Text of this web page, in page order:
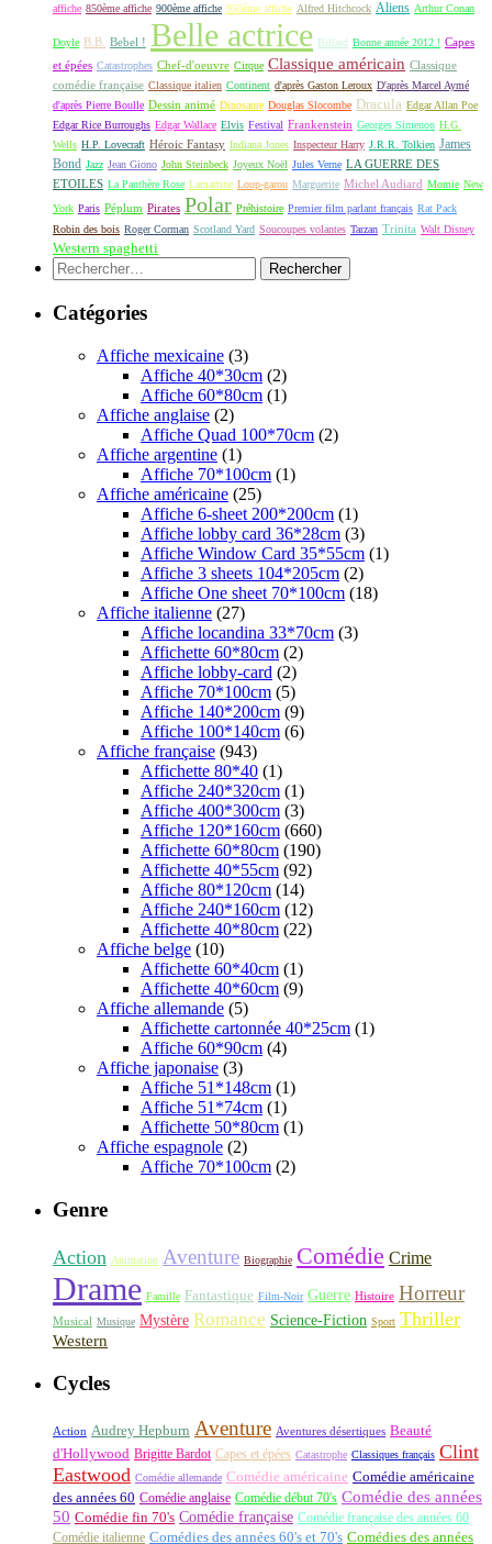
affiche 850ème affiche 900ème affiche 950ème affiche Alfred Hitchcock Aliens Arthur Conan
Doyle B.B. Bebel ! Belle actrice Billard Bonne année 2012 ! Capes
et épées Catastrophes Chef-d'oeuvre Cirque Classique américain Classique
comédie française Classique italien Continent d'après Gaston Leroux D'après Marcel Aymé
d'après Pierre Boulle Dessin animé Dinosaure Douglas Slocombe Dracula Edgar Allan Poe
Edgar Rice Burroughs Edgar Wallace Elvis Festival Frankenstein Georges Simenon H.G.
Wells H.P. Lovecraft Héroic Fantasy Indiana Jones Inspecteur Harry J.R.R. Tolkien James
Bond Jazz Jean Giono John Steinbeck Joyeux Noël Jules Verne LA GUERRE DES
ETOILES La Panthère Rose Lamartine Loup-garou Marguerite Michel Audiard Momie New
York Paris Péplum Pirates Polar Préhistoire Premier film parlant français Rat Pack
Robin des bois Roger Corman Scotland Yard Soucoupes volantes Tarzan Trinita Walt Disney
Western spaghetti
Rechercher :
Catégories
Affiche mexicaine (3)
Affiche 40*30cm (2)
Affiche 60*80cm (1)
Affiche anglaise (2)
Affiche Quad 100*70cm (2)
Affiche argentine (1)
Affiche 70*100cm (1)
Affiche américaine (25)
Affiche 6-sheet 200*200cm (1)
Affiche lobby card 36*28cm (3)
Affiche Window Card 35*55cm (1)
Affiche 3 sheets 104*205cm (2)
Affiche One sheet 70*100cm (18)
Affiche italienne (27)
Affiche locandina 33*70cm (3)
Affichette 60*80cm (2)
Affiche lobby-card (2)
Affiche 70*100cm (5)
Affiche 140*200cm (9)
Affiche 100*140cm (6)
Affiche française (943)
Affichette 80*40 (1)
Affiche 240*320cm (1)
Affiche 400*300cm (3)
Affiche 120*160cm (660)
Affichette 60*80cm (190)
Affichette 40*55cm (92)
Affiche 80*120cm (14)
Affiche 240*160cm (12)
Affichette 40*80cm (22)
Affiche belge (10)
Affichette 60*40cm (1)
Affichette 40*60cm (9)
Affiche allemande (5)
Affichette cartonnée 40*25cm (1)
Affiche 60*90cm (4)
Affiche japonaise (3)
Affiche 51*148cm (1)
Affiche 51*74cm (1)
Affichette 50*80cm (1)
Affiche espagnole (2)
Affiche 70*100cm (2)
Genre
Action Animation Aventure Biographie Comédie Crime
Drame Famille Fantastique Film-Noir Guerre Histoire Horreur
Musical Musique Mystère Romance Science-Fiction Sport Thriller
Western
Cycles
Action Audrey Hepburn Aventure Aventures désertiques Beauté
d'Hollywood Brigitte Bardot Capes et épées Catastrophe Classiques français Clint
Eastwood Comédie allemande Comédie américaine Comédie américaine
des années 60 Comédie anglaise Comédie début 70's Comédie des années
50 Comédie fin 70's Comédie française Comédie française des années 60
Comédie italienne Comédies des années 60's et 70's Comédies des années